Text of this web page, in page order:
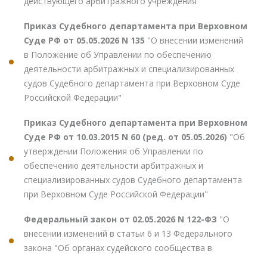
Приказ Судебного департамента при Верховном
Суде РФ от 05.05.2026 N 135 "О внесении изменений
в Положение об Управлении по обеспечению
деятельности арбитражных и специализированных
судов Судебного департамента при Верховном Суде
Российской Федерации"
Приказ Судебного департамента при Верховном
Суде РФ от 10.03.2015 N 60 (ред. от 05.05.2026) "Об
утверждении Положения об Управлении по
обеспечению деятельности арбитражных и
специализированных судов Судебного департамента
при Верховном Суде Российской Федерации"
Федеральный закон от 02.05.2026 N 122-ФЗ "О
внесении изменений в статьи 6 и 13 Федерального
закона "Об органах судейского сообщества в